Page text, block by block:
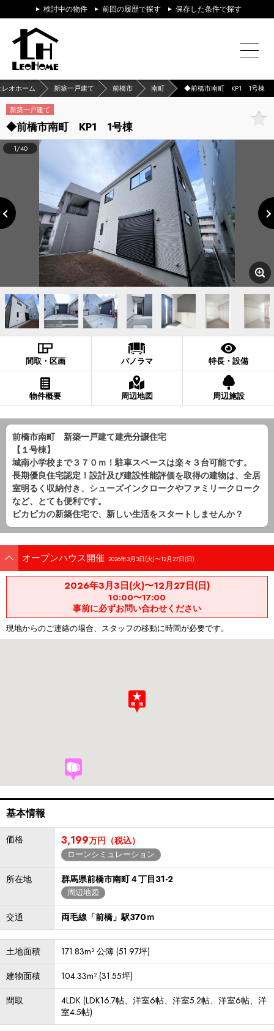
検討中の物件 前回の履歴で探す 保存した条件で探す
オホーム 新築一戸建て 前橋市 南町 ◆前橋市南町 KP1 1号棟
新築一戸建て
◆前橋市南町 KP1 1号棟
1/40
間取・区画 パノラマ 特長・設備
物件概要 周辺地図 周辺施設
前橋市南町 新築一戸建て建売分譲住宅
【１号棟】
城南小学校まで３７０ｍ！駐車スペースは楽々３台可能です。
長期優良住宅認定！設計及び建設性能評価を取得の建物は、全居
室明るく収納付き、シューズインクロークやファミリークローク
など、とても便利です。
ピカピカの新築住宅で、新しい生活をスタートしませんか？
オープンハウス開催 2026年3月3日(火)〜12月27日(日)
2026年3月3日(火)〜12月27日(日)
10:00〜17:00
事前に必ずお問い合わせください
現地からのご連絡の場合、スタッフの移動に時間が必要です。
基本情報
価格 3,199万円（税込）
ローンシミュレーション
所在地 群馬県前橋市南町４丁目31-2
周辺地図
交通 両毛線「前橋」駅370ｍ
土地面積
171.83m² 公簿 (51.97坪)
建物面積
104.33m² (31.55坪)
間取
4LDK (LDK16.7帖、洋室6帖、洋室5.2帖、洋室6帖、洋
室4.5帖)